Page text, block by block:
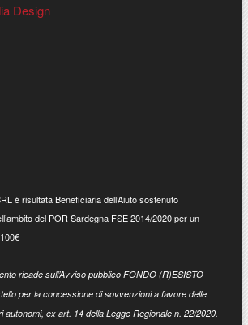
Design
è risultata Beneficiaria dell’Aiuto sostenuto
del POR Sardegna FSE 2014/2020 per un
ricade sull’Avviso pubblico FONDO (R)ESISTO -
per la concessione di sovvenzioni a favore delle
autonomi, ex art. 14 della Legge Regionale n. 22/2020.